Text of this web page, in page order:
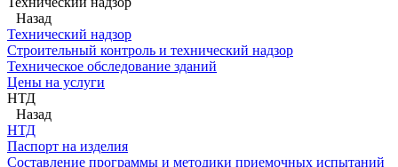
Назад
Технический надзор
Строительный контроль и технический надзор
Техническое обследование зданий
Цены на услуги
НТД
Назад
НТД
Паспорт на изделия
Составление программы и методики приемочных испытаний